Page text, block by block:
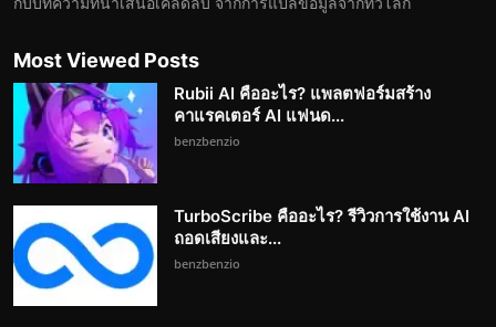
Most Viewed Posts
Rubii AI คืออะไร? แพลตฟอร์มสร้าง
คาแรคเตอร์ AI แฟนด...
benzbenzio
TurboScribe คืออะไร? รีวิวการใช้งาน AI
ถอดเสียงและ...
benzbenzio